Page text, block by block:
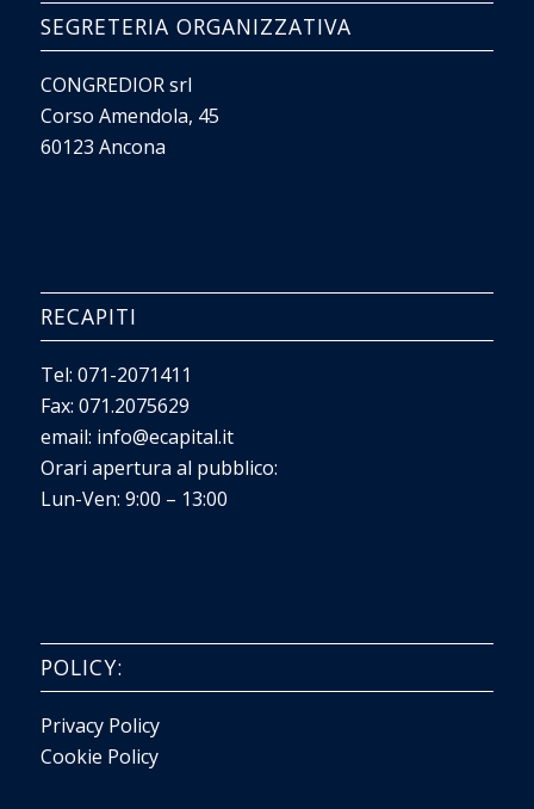
SEGRETERIA ORGANIZZATIVA
CONGREDIOR srl
Corso Amendola, 45
60123 Ancona
RECAPITI
Tel: 071-2071411
Fax: 071.2075629
email: info@ecapital.it
Orari apertura al pubblico:
Lun-Ven: 9:00 – 13:00
POLICY:
Privacy Policy
Cookie Policy